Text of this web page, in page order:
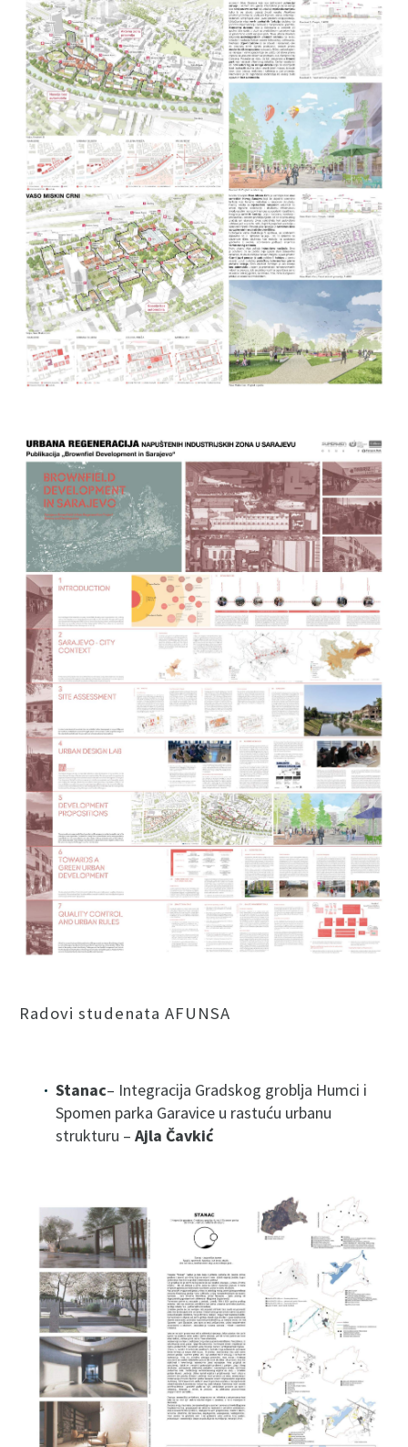
Radovi studenata AFUNSA
Stanac– Integracija Gradskog groblja Humci i
Spomen parka Garavice u rastuću urbanu
strukturu – Ajla Čavkić